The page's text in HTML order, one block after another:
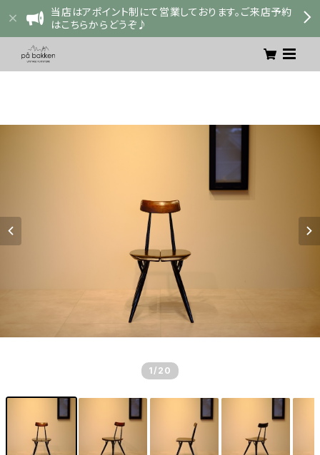
当店はアポイント制にて営業しております。ご来店予約
はこちらからどうぞ♪
1 /20